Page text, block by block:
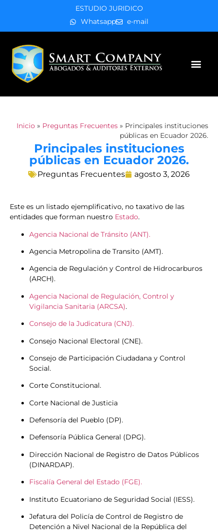
ESTUDIO JURIDICO
Whatsapp
e-mail
Inicio » Preguntas Frecuentes » Principales instituciones
públicas en Ecuador 2026.
Principales instituciones
públicas en Ecuador 2026.
Preguntas Frecuentes agosto 3, 2026
Este es un listado ejemplificativo, no taxativo de las
entidades que forman nuestro Estado.
Agencia Nacional de Tránsito (ANT).
Agencia Metropolina de Transito (AMT).
Agencia de Regulación y Control de Hidrocarburos
(ARCH).
Agencia Nacional de Regulación, Control y
Vigilancia Sanitaria (ARCSA).
Consejo de la Judicatura (CNJ).
Consejo Nacional Electoral (CNE).
Consejo de Participación Ciudadana y Control
Social.
Corte Constitucional.
Corte Nacional de Justicia
Defensoría del Pueblo (DP).
Defensoría Pública General (DPG).
Dirección Nacional de Registro de Datos Públicos
(DINARDAP).
Fiscalía General del Estado (FGE).
Instituto Ecuatoriano de Seguridad Social (IESS).
Jefatura del Policía de Control de Registro de
Detención a Nivel Nacional de la República del